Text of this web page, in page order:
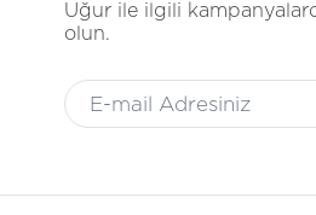
Uğur ile ilgili
olun.